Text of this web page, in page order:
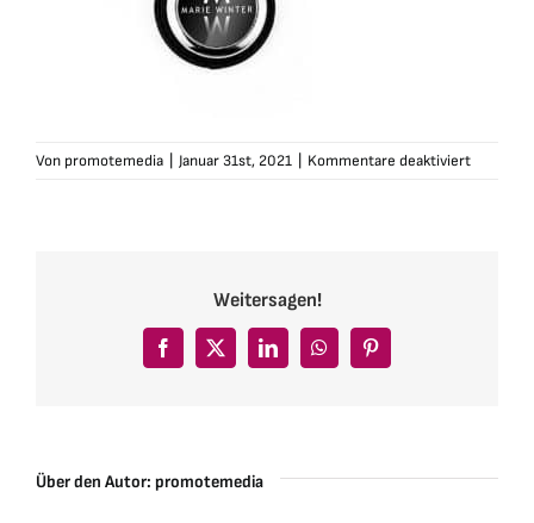
Von promotemedia Januar 31st, 2021 Kommentare deaktiviertfür
Weitersagen!
Facebook
X LinkedInWhatsAppPinterest
Über den Autor: promotemedia